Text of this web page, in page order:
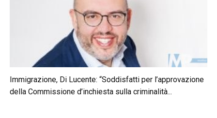
Immigrazione, Di Lucente: “Soddisfatti per l’approvazione
della Commissione d’inchiesta sulla criminalità...